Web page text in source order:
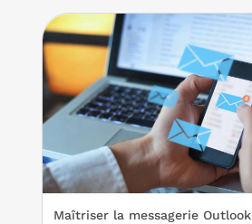
Maîtriser la messagerie Outlook